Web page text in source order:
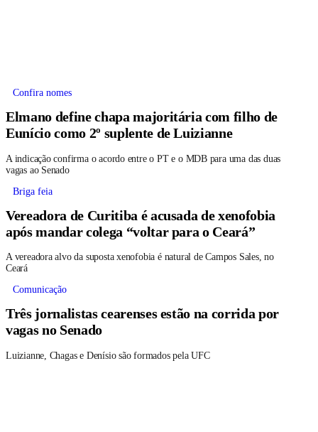
Confira nomes
Elmano define chapa majoritária com filho de
Eunício como 2º suplente de Luizianne
A indicação confirma o acordo entre o PT e o MDB para uma das duas
vagas ao Senado
Briga feia
Vereadora de Curitiba é acusada de xenofobia
após mandar colega “voltar para o Ceará”
A vereadora alvo da suposta xenofobia é natural de Campos Sales, no
Ceará
Comunicação
Três jornalistas cearenses estão na corrida por
vagas no Senado
Luizianne, Chagas e Denísio são formados pela UFC